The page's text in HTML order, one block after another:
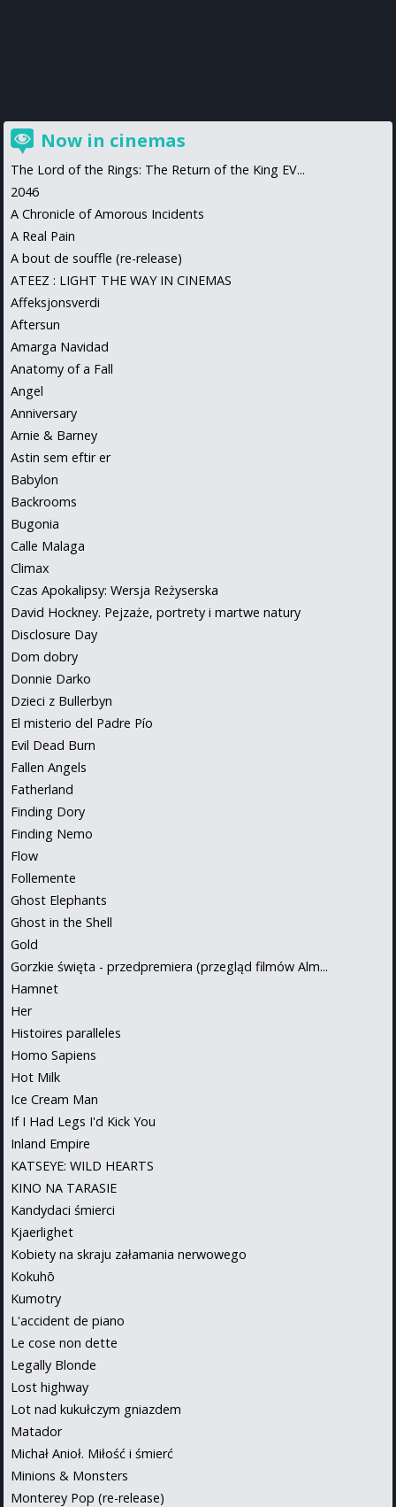
Now in cinemas
The Lord of the Rings: The Return of the King EV...
2046
A Chronicle of Amorous Incidents
A Real Pain
A bout de souffle (re-release)
ATEEZ : LIGHT THE WAY IN CINEMAS
Affeksjonsverdi
Aftersun
Amarga Navidad
Anatomy of a Fall
Angel
Anniversary
Arnie & Barney
Astin sem eftir er
Babylon
Backrooms
Bugonia
Calle Malaga
Climax
Czas Apokalipsy: Wersja Reżyserska
David Hockney. Pejzaże, portrety i martwe natury
Disclosure Day
Dom dobry
Donnie Darko
Dzieci z Bullerbyn
El misterio del Padre Pío
Evil Dead Burn
Fallen Angels
Fatherland
Finding Dory
Finding Nemo
Flow
Follemente
Ghost Elephants
Ghost in the Shell
Gold
Gorzkie święta - przedpremiera (przegląd filmów Alm...
Hamnet
Her
Histoires paralleles
Homo Sapiens
Hot Milk
Ice Cream Man
If I Had Legs I'd Kick You
Inland Empire
KATSEYE: WILD HEARTS
KINO NA TARASIE
Kandydaci śmierci
Kjaerlighet
Kobiety na skraju załamania nerwowego
Kokuhō
Kumotry
L'accident de piano
Le cose non dette
Legally Blonde
Lost highway
Lot nad kukułczym gniazdem
Matador
Michał Anioł. Miłość i śmierć
Minions & Monsters
Monterey Pop (re-release)